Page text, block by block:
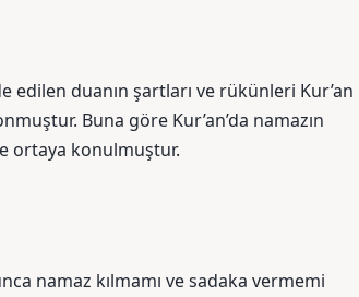
edilen duanın şartları ve rükünleri Kur’an
Buna göre Kur’an’da namazın
ortaya konulmuştur.
namaz kılmamı ve sadaka vermemi